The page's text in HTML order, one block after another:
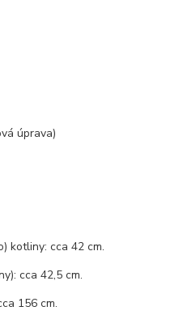
úprava)
kotliny: cca 42 cm.
cca 42,5 cm.
156 cm.